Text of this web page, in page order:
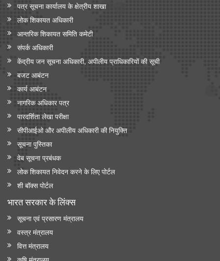
पत्र सूचना कार्यालय के क्षेत्रीय शाखा
लोक शिकायत अधिकारी
आन्‍तरिक शिकायत समिति कमेटी
संपर्क अधिकारी
केंद्रीय जन सूचना अधिकारी, अपीलीय प्राधिकारियों की सूची
बजट आबंटन
कार्य आबंटन
नागरिक अधिकार पत्र
पारदर्शिता लेखा परीक्षा
सीपीआईओ और अपी‍लीय अधिकारी की नियुक्ति
सूचना पुस्तिका
वेब सूचना प्रबंधक
लोक शिकायत निवेदन करने के लिए पोर्टल
शी बॉक्स पोर्टल
भारत सरकार के लिंक्‍स
सूचना एवं प्रसारण मंत्रालय
वस्त्र मंत्रालय
वित्त मंत्रालय